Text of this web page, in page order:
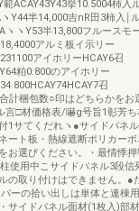
ACAY43Y43挙10.5004柿入
Y44半14,000吉nR田3柿入￨
ヽヽY53半13,800フルースモ
アルミ板イ示リー
アイホリーHCAY6召
粕0.800のアイホリー
召
計梱包数○印はどちらかをお
言□材価格表/嚇g号旨1彰芳
1サてくだれヽ●サイドパネ
ート板・熱線遮断ポリカーボ
お選びください。・最情悸
使用中こサイドパネル3段信
の取り付けはできません。●
ーの拾い出しは単体と連棟
サイドパネル面材(1枚入)部